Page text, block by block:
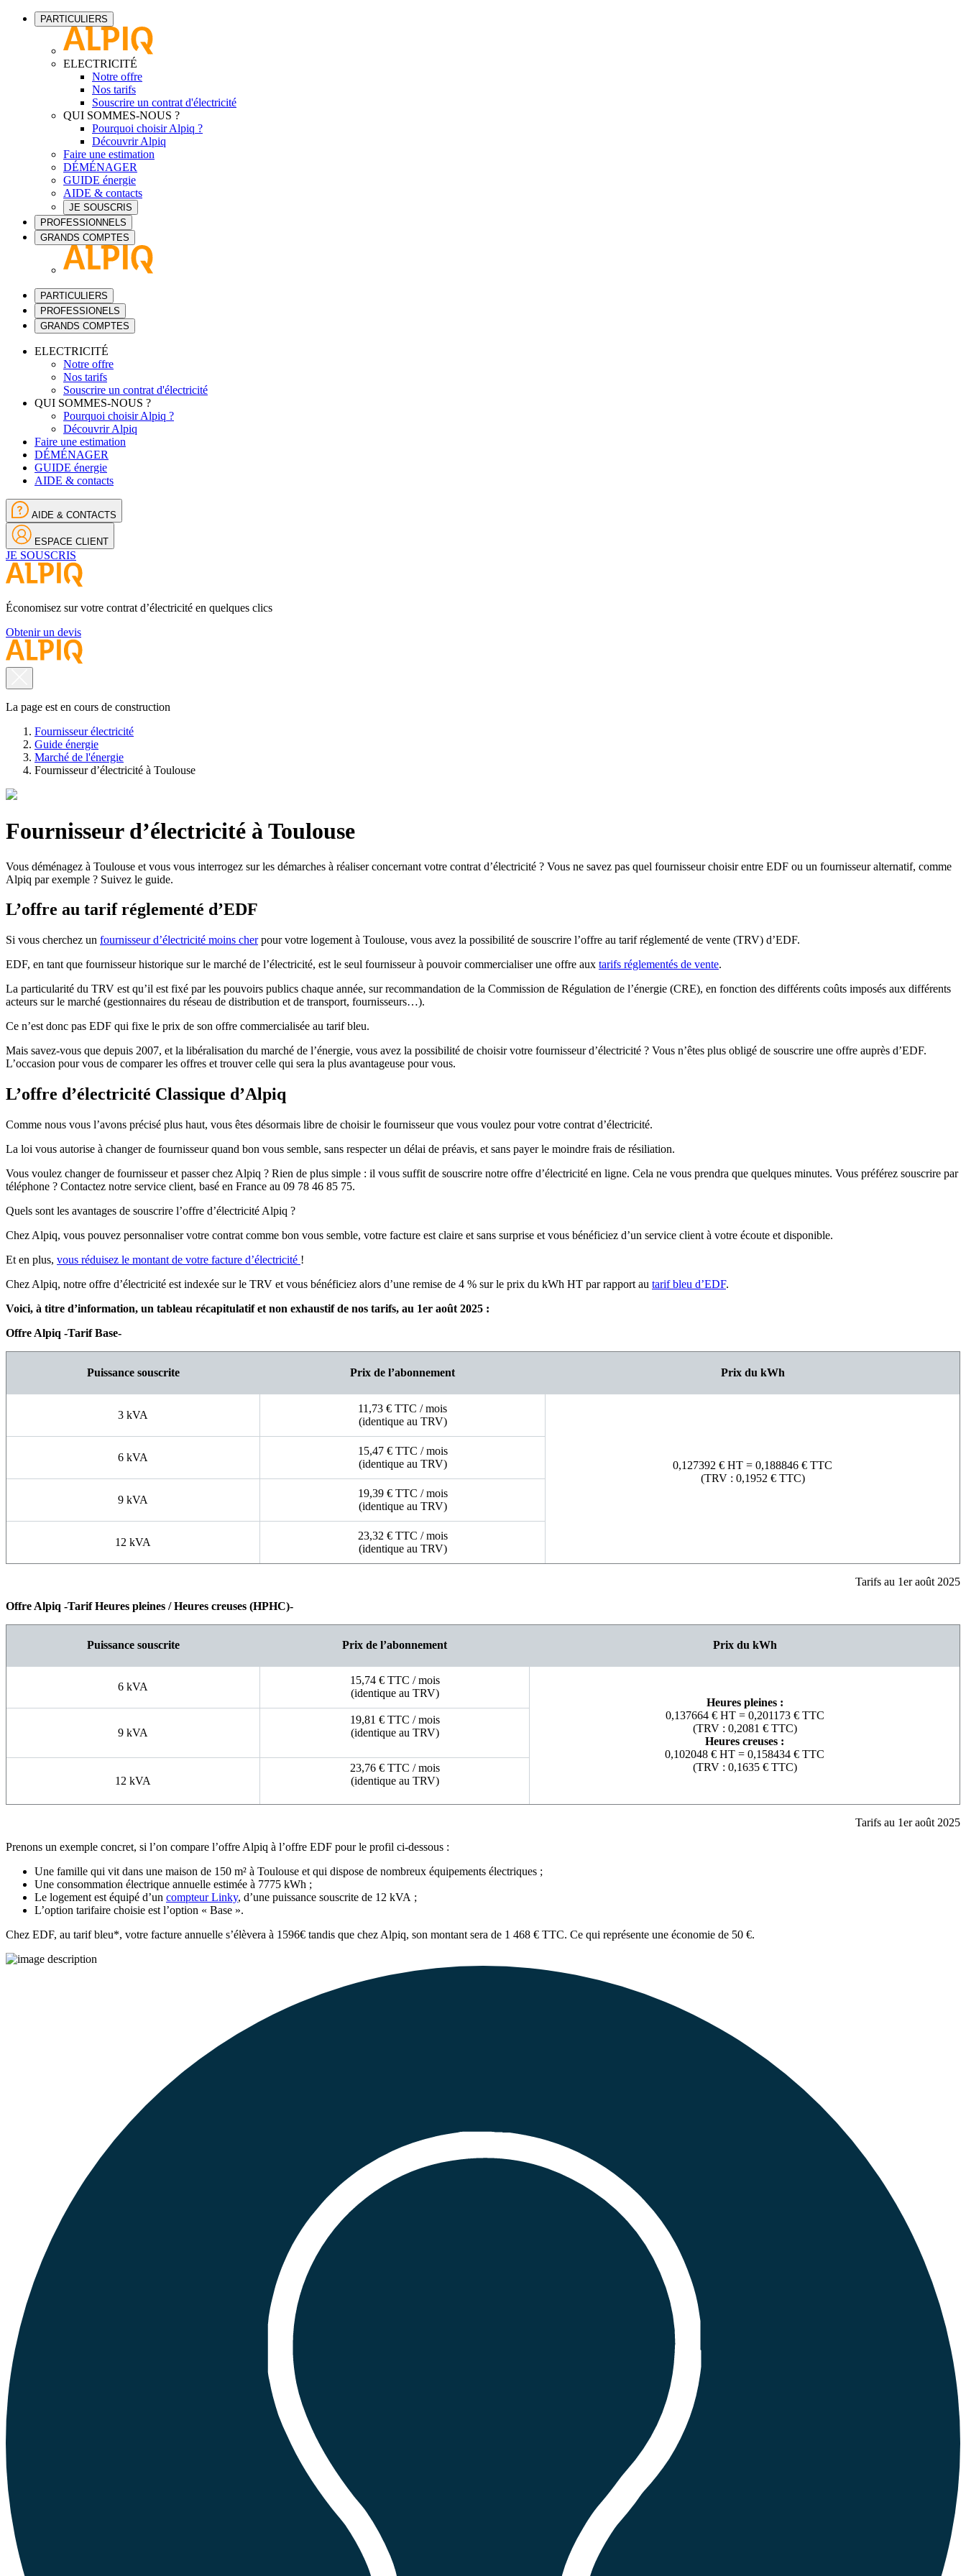
PARTICULIERS
ELECTRICITÉ
Notre offre
Nos tarifs
Souscrire un contrat d'électricité
QUI SOMMES-NOUS ?
Pourquoi choisir Alpiq ?
Découvrir Alpiq
Faire une estimation
DÉMÉNAGER
GUIDE énergie
AIDE & contacts
JE SOUSCRIS
PROFESSIONNELS
GRANDS COMPTES
PARTICULIERS
PROFESSIONELS
GRANDS COMPTES
ELECTRICITÉ
Notre offre
Nos tarifs
Souscrire un contrat d'électricité
QUI SOMMES-NOUS ?
Pourquoi choisir Alpiq ?
Découvrir Alpiq
Faire une estimation
DÉMÉNAGER
GUIDE énergie
AIDE & contacts
AIDE & CONTACTS
ESPACE CLIENT
JE SOUSCRIS
Économisez sur votre contrat d’électricité en quelques clics
Obtenir un devis
La page est en cours de construction
Fournisseur électricité
Guide énergie
Marché de l'énergie
Fournisseur d’électricité à Toulouse
Fournisseur d’électricité à Toulouse
Vous déménagez à Toulouse et vous vous interrogez sur les démarches à réaliser concernant votre contrat d’électricité ? Vous ne savez pas quel fournisseur choisir entre EDF ou un fournisseur alternatif, comme
Alpiq par exemple ? Suivez le guide.
L’offre au tarif réglementé d’EDF
Si vous cherchez un fournisseur d’électricité moins cherpour votre logement à Toulouse, vous avez la possibilité de souscrire l’offre au tarif réglementé de vente (TRV) d’EDF.
EDF, en tant que fournisseur historique sur le marché de l’électricité, est le seul fournisseur à pouvoir commercialiser une offre aux tarifs réglementés de vente.
La particularité du TRV est qu’il est fixé par les pouvoirs publics chaque année, sur recommandation de la Commission de Régulation de l’énergie (CRE), en fonction des différents coûts imposés aux différents
acteurs sur le marché (gestionnaires du réseau de distribution et de transport, fournisseurs…).
Ce n’est donc pas EDF qui fixe le prix de son offre commercialisée au tarif bleu.
Mais savez-vous que depuis 2007, et la libéralisation du marché de l’énergie, vous avez la possibilité de choisir votre fournisseur d’électricité ? Vous n’êtes plus obligé de souscrire une offre auprès d’EDF.
L’occasion pour vous de comparer les offres et trouver celle qui sera la plus avantageuse pour vous.
L’offre d’électricité Classique d’Alpiq
Comme nous vous l’avons précisé plus haut, vous êtes désormais libre de choisir le fournisseur que vous voulez pour votre contrat d’électricité.
La loi vous autorise à changer de fournisseur quand bon vous semble, sans respecter un délai de préavis, et sans payer le moindre frais de résiliation.
Vous voulez changer de fournisseur et passer chez Alpiq ? Rien de plus simple : il vous suffit de souscrire notre offre d’électricité en ligne. Cela ne vous prendra que quelques minutes. Vous préférez souscrire par
téléphone ? Contactez notre service client, basé en France au 09 78 46 85 75.
Quels sont les avantages de souscrire l’offre d’électricité Alpiq ?
Chez Alpiq, vous pouvez personnaliser votre contrat comme bon vous semble, votre facture est claire et sans surprise et vous bénéficiez d’un service client à votre écoute et disponible.
Et en plus, vous réduisez le montant de votre facture d’électricité !
Chez Alpiq, notre offre d’électricité est indexée sur le TRV et vous bénéficiez alors d’une remise de 4 % sur le prix du kWh HT par rapport au tarif bleu d’EDF.
Voici, à titre d’information, un tableau récapitulatif et non exhaustif de nos tarifs, au 1er août 2025 :
Offre Alpiq -Tarif Base-
Puissance souscrite Prix de l’abonnement Prix du kWh
3 kVA
11,73 € TTC / mois
(identique au TRV)
0,127392 € HT = 0,188846 € TTC
(TRV : 0,1952 € TTC)
6 kVA
15,47 € TTC / mois
(identique au TRV)
9 kVA
19,39 € TTC / mois
(identique au TRV)
12 kVA
23,32 € TTC / mois
(identique au TRV)
Tarifs au 1eraoût 2025
Offre Alpiq -Tarif Heures pleines / Heures creuses (HPHC)-
Puissance souscrite Prix de l’abonnement Prix du kWh
6 kVA
15,74 € TTC / mois
(identique au TRV)
Heures pleines :
0,137664 € HT = 0,201173 € TTC
(TRV : 0,2081 € TTC)
Heures creuses :
0,102048 € HT = 0,158434 € TTC
(TRV : 0,1635 € TTC)
9 kVA
19,81 € TTC / mois
(identique au TRV)
12 kVA
23,76 € TTC / mois
(identique au TRV)
Tarifs au 1eraoût 2025
Prenons un exemple concret, si l’on compare l’offre Alpiq à l’offre EDF pour le profil ci-dessous :
Une famille qui vit dans une maison de 150 m² à Toulouse et qui dispose de nombreux équipements électriques ;
Une consommation électrique annuelle estimée à 7775 kWh ;
Le logement est équipé d’un compteur Linky, d’une puissance souscrite de 12 kVA ;
L’option tarifaire choisie est l’option « Base ».
Chez EDF, au tarif bleu*, votre facture annuelle s’élèvera à 1596€ tandis que chez Alpiq, son montant sera de 1 468 € TTC. Ce qui représente une économie de 50 €.